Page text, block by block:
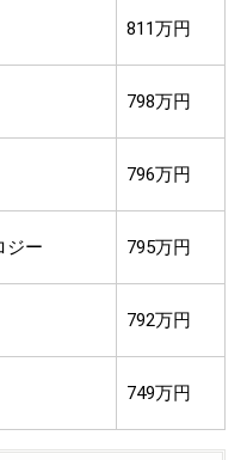
811万円
798万円
796万円
ジー 795万円
792万円
749万円